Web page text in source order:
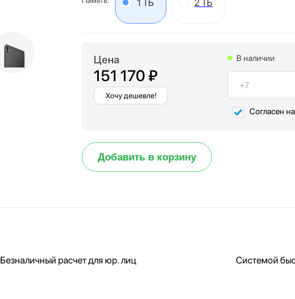
1 ТБ 2 ТБ
Цена
151 170 ₽
Хочу дешевле!
В наличии
Согласен
Добавить в корзину
Безналичный расчет для юр. лиц Системой